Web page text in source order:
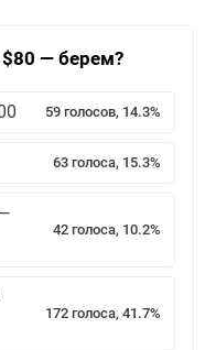
$80 — берем?
59 голосов, 14.3%
63 голоса, 15.3%
42 голоса, 10.2%
172 голоса, 41.7%